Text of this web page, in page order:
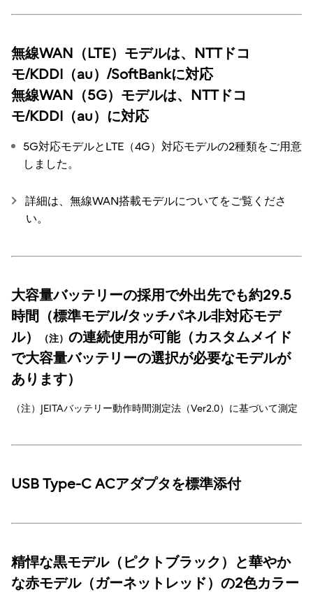
無線WAN（LTE）モデルは、NTTドコ
モ/KDDI（au）/SoftBankに対応
無線WAN（5G）モデルは、NTTドコ
モ/KDDI（au）に対応
5G対応モデルとLTE（4G）対応モデルの2種類をご用意
しました。
詳細は、無線WAN搭載モデルについてをご覧くださ
い。
大容量バッテリーの採用で外出先でも約29.5
時間（標準モデル/タッチパネル非対応モデ
ル）
（注） の連続使用が可能（カスタムメイド
で大容量バッテリーの選択が必要なモデルが
あります）
（注）JEITAバッテリー動作時間測定法（Ver2.0）に基づいて測定
USB Type-C ACアダプタを標準添付
精悍な黒モデル（ピクトブラック）と華やか
な赤モデル（ガーネットレッド）の2色カラー